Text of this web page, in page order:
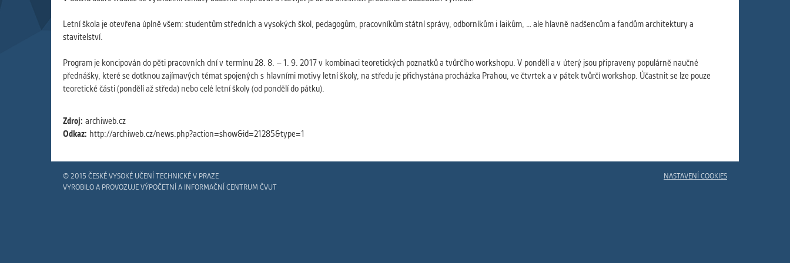
Slouží pro získávání anonymizovaných statistických údajů, které nám
pomáhají vylepšovat naše aplikace. Zpravidla jde o cookies systémů třetích
stran, které k těmto účelům využíváme.
MARKETINGOVÉ
Využívané za účelem zobrazení správných nabídek a cílení obsahu podle
Vašich preferencí. Zpravidla jde o cookies systémů třetích stran, které nám s
Cookies, které aplikace nedokáže zařadit. Naším cílem je, aby tato kategorie
zůstala prázdná a všechny cookies byly přiřazeny do některé z kategorií
uvedených výše.
Letní škola je otevřena úplně všem: studentům středních a vysokých škol, pedagogům, pracovníkům státní správy, odborníkům i laikům, … ale hlavně nadšencům a fandům architektury a
stavitelství.
Program je koncipován do pěti pracovních dní v termínu 28. 8. – 1. 9. 2017 v kombinaci teoretických poznatků a tvůrčího workshopu. V pondělí a v úterý jsou připraveny populárně naučné
přednášky, které se dotknou zajímavých témat spojených s hlavními motivy letní školy, na středu je přichystána procházka Prahou, ve čtvrtek a v pátek tvůrčí workshop. Účastnit se lze pouze
teoretické části (pondělí až středa) nebo celé letní školy (od pondělí do pátku).
Zdroj: archiweb.cz
Odkaz: http://archiweb.cz/news.php?action=show&id=21285&type=1
NASTAVENÍ COOKIES
© 2015 ČESKÉ VYSOKÉ UČENÍ TECHNICKÉ V PRAZE
VYROBILO A PROVOZUJE VÝPOČETNÍ A INFORMAČNÍ CENTRUM ČVUT